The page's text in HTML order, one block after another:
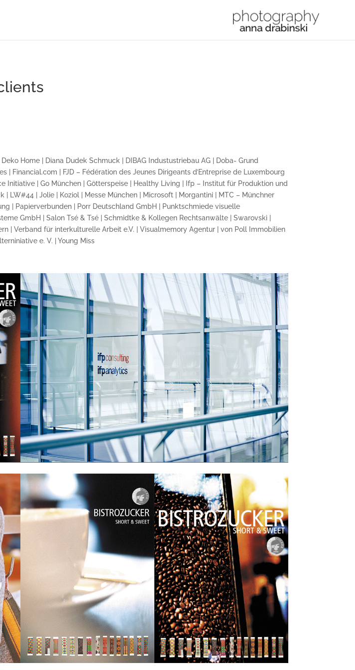
Home | Diana Dudek Schmuck | DIBAG Industustriebau AG | Doba- Grund
| Financial.com | FJD – Fédération des Jeunes Dirigeants d’Entreprise de Luxembourg
Initiative | Go München | Götterspeise | Healthy Living | Ifp – Institut für Produktion und
| LW#44 | Jolie | Koziol | Messe München | Microsoft | Morgantini | MTC – Münchner
| Papierverbunden | Porr Deutschland GmbH | Punktschmiede visuelle
GmbH | Salon Tsé & Tsé | Schmidtke & Kollegen Rechtsanwälte | Swarovski |
| Verband für interkulturelle Arbeit e.V. | Visualmemory Agentur | von Poll Immobilien
e. V. | Young Miss